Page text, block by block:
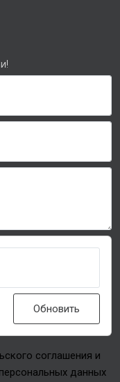
Обновить
соглашения и
данных